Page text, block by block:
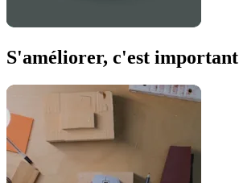
S'améliorer, c'est important